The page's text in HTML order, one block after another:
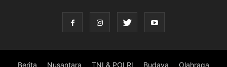
Berita Nusantara TNI & POLRI Budaya Olahraga